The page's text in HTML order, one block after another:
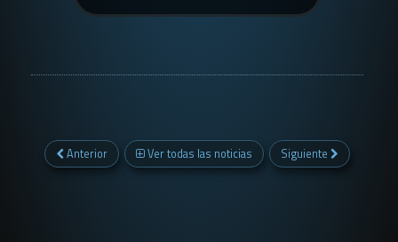
Anterior Ver todas las noticias Siguiente